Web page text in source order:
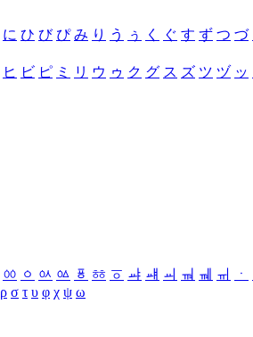
に ひ び ぴ み り う ぅ く ぐ す ず つ づ
ヒ ビ ピ ミ リ ウ ゥ ク グ ス ズ ツ ヅ ッ
ㆀ ㆁ ㆂ ㆃ ㆄ ㆅ ㆆ ㆇ ㆈ ㆉ ㆊ ㆋ ㆌ ㆍ
ρ σ τ υ φ χ ψ ω